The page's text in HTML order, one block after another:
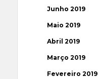
Junho 2019
Maio 2019
Abril 2019
Março 2019
Fevereiro 2019